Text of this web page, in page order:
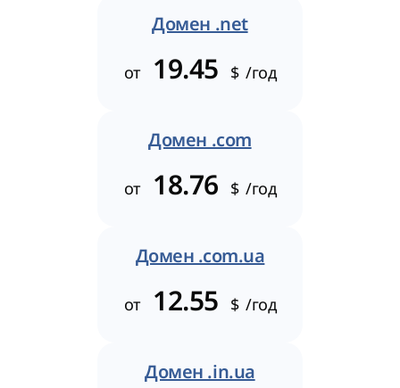
Домен .net
от 19.45 $ /год
Домен .com
от 18.76 $ /год
Домен .com.ua
от 12.55 $ /год
Домен .in.ua